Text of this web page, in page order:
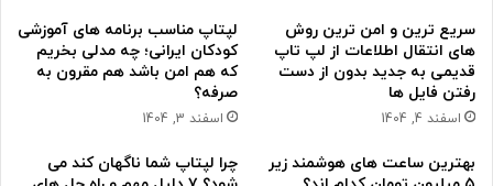
سریع ترین و امن ترین روش
های انتقال اطلاعات از لپ تاپ
قدیمی به جدید بدون از دست
رفتن فایل ها
اسفند 4, 1404
لپتاپ مناسب برنامه های آموزشی
کودکان ایرانی؛ چه مدلی بخریم
که هم امن باشد هم مقرون به
صرفه؟
اسفند 3, 1404
بهترین ساعت های هوشمند زیر
چرا لپتاپ شما ناگهان کند می